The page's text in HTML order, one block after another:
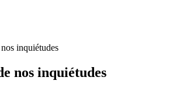
inquiétudes
nos inquiétudes